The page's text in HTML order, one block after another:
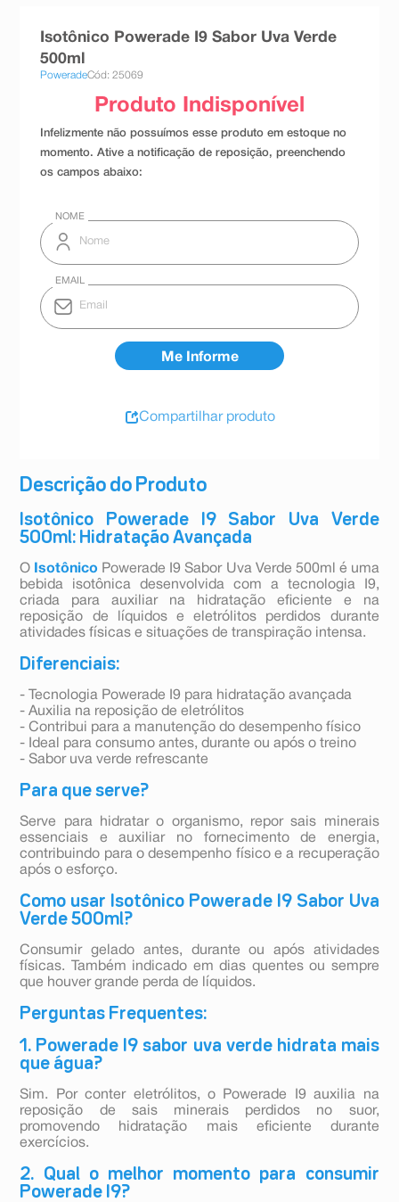
Descrição do Produto
Isotônico Powerade I9 Sabor Uva Verde
500ml: Hidratação Avançada
O Isotônico Powerade I9 Sabor Uva Verde 500ml é uma
bebida isotônica desenvolvida com a tecnologia I9,
criada para auxiliar na hidratação eficiente e na
reposição de líquidos e eletrólitos perdidos durante
atividades físicas e situações de transpiração intensa.
Diferenciais:
- Tecnologia Powerade I9 para hidratação avançada
- Auxilia na reposição de eletrólitos
- Contribui para a manutenção do desempenho físico
- Ideal para consumo antes, durante ou após o treino
- Sabor uva verde refrescante
Para que serve?
Serve para hidratar o organismo, repor sais minerais
essenciais e auxiliar no fornecimento de energia,
contribuindo para o desempenho físico e a recuperação
após o esforço.
Como usar Isotônico Powerade I9 Sabor Uva
Verde 500ml?
Consumir gelado antes, durante ou após atividades
físicas. Também indicado em dias quentes ou sempre
que houver grande perda de líquidos.
Perguntas Frequentes:
1. Powerade I9 sabor uva verde hidrata mais
que água?
Sim. Por conter eletrólitos, o Powerade I9 auxilia na
reposição de sais minerais perdidos no suor,
promovendo hidratação mais eficiente durante
exercícios.
2. Qual o melhor momento para consumir
Powerade I9?
Isotônico Powerade I9 Sabor Uva Verde
500ml
PoweradeCód: 25069
Compartilhar produto
esmalte
10º absorvente